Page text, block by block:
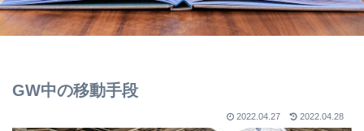
GW中の移動手段
2022.04.27 2022.04.28